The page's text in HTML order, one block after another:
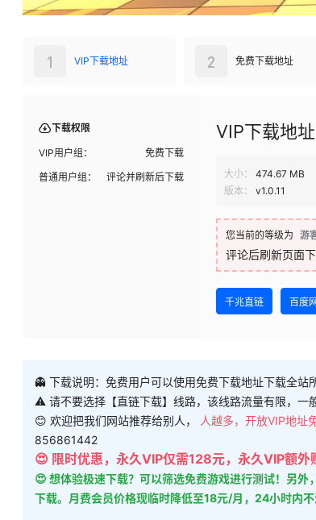
VIP下载地址
1 免费下载地址
2
下载权限
VIP用户组：
免费下载
普通用户组：
评论并刷新后下载
VIP下载地址
大小： 474.67 MB
版本：
v1.0.11
您当前的等级为 游
评论后刷新页面
千兆直链 百度
👻 下载说明：免费用户可以使用免费下载地址下载全
⚠ 请不要选择【直链下载】线路，该线路流量有限，一
😊 欢迎把我们网站推荐给别人，
人越多，开放VIP地址
856861442
😍 限时优惠，永久VIP仅需128元，永久VIP额外
😍 想体验极速下载？可以筛选免费游戏进行测试！另
下载。月费会员价格现临时降低至18元/月，24小时内不